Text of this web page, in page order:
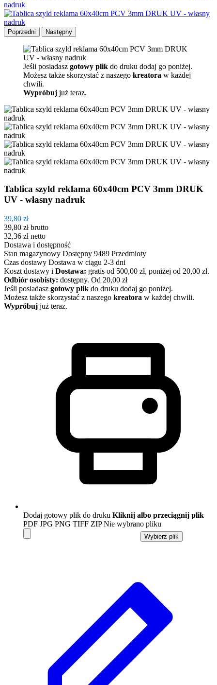
Poprzedni Następny
Jeśli posiadasz gotowy plik do druku dodaj go poniżej.
Możesz także skorzystać z naszego kreatora w każdej
chwili.
Wypróbuj już teraz.
Tablica szyld reklama 60x40cm PCV 3mm DRUK
UV - własny nadruk
39,80 zł
39,80 zł brutto
32,36 zł netto
Dostawa i dostępność
Stan magazynowy Dostępny 9489 Przedmioty
Czas dostawy Dostawa w ciągu 2-3 dni
Koszt dostawy i Dostawa: gratis od 500,00 zł, poniżej od 20,00 zł.
Odbiór osobisty: dostępny. Od 20,00 zł
Jeśli posiadasz gotowy plik do druku dodaj go poniżej.
Możesz także skorzystać z naszego kreatora w każdej chwili.
Wypróbuj już teraz.
Dodaj gotowy plik do druku Kliknij albo przeciągnij plik
PDF JPG PNG TIFF ZIP Nie wybrano pliku
Wybierz plik